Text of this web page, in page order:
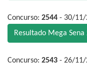
Concurso: 2544 - 30/11/
Resultado Mega Sena
Concurso: 2543 - 26/11/